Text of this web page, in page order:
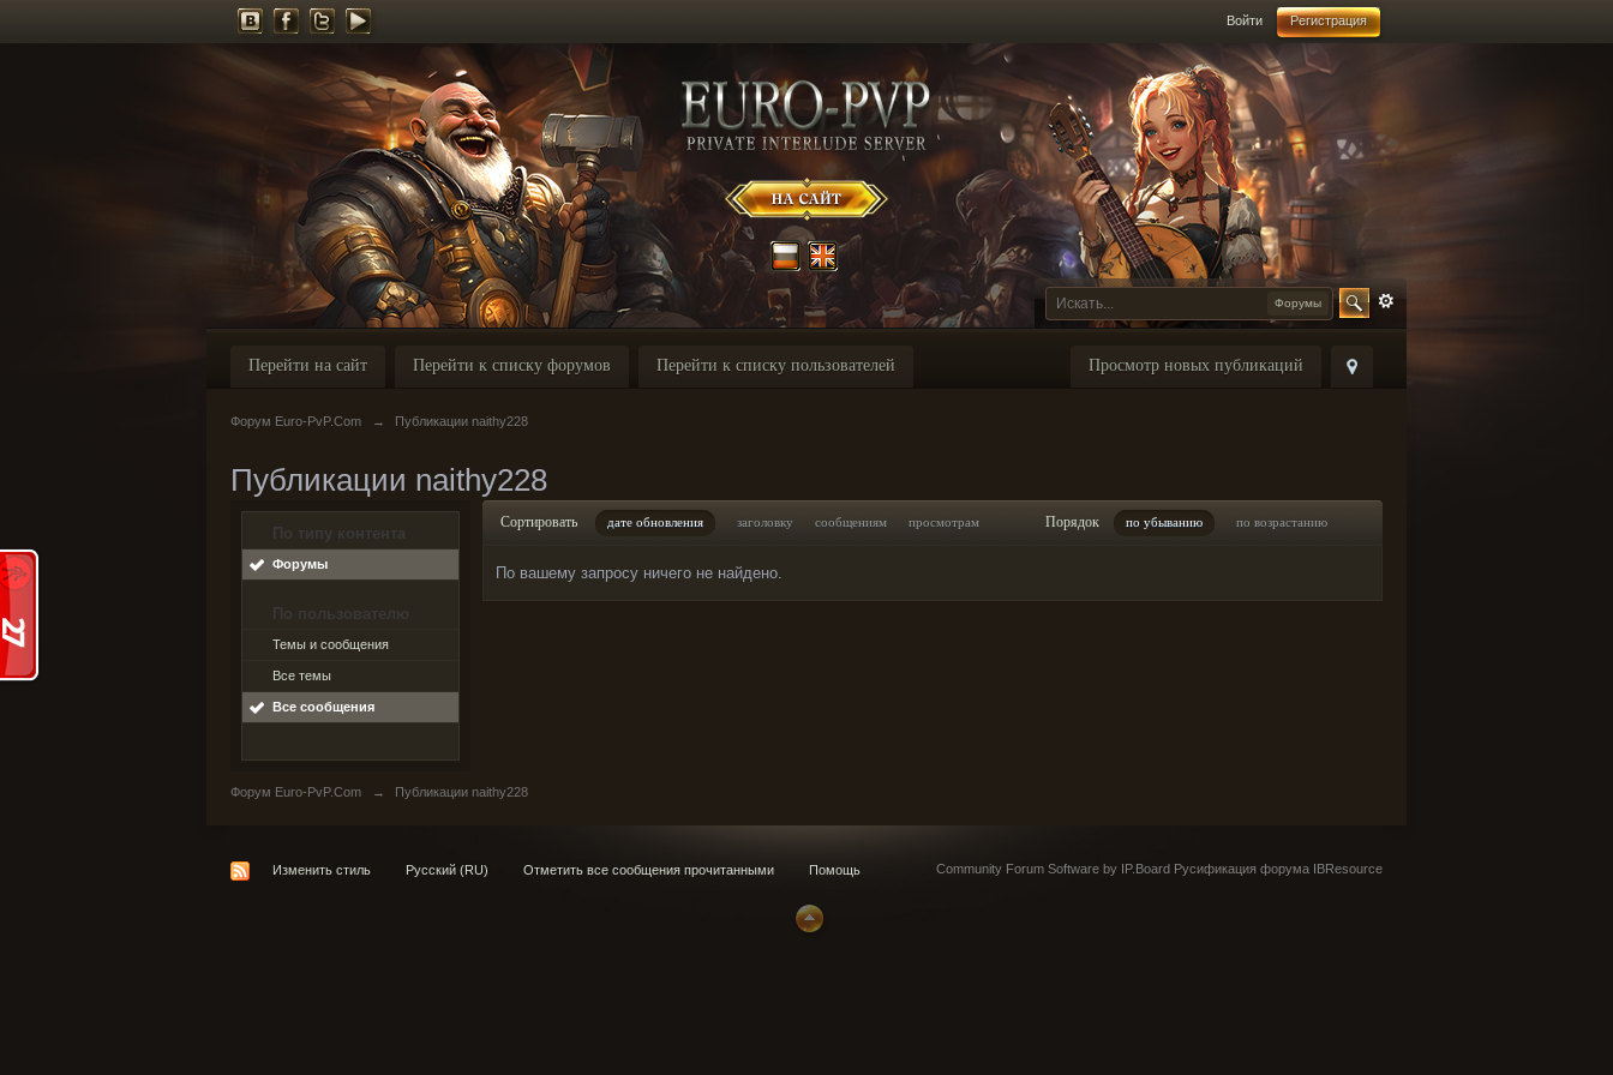
Войти Регистрация
Форумы
Просмотр новых публикаций
Перейти на сайт Перейти к списку форумов Перейти к списку пользователей
Форум Euro-PvP.Com → Публикации naithy228
Публикации naithy228
По типу контента
Форумы
По пользователю
Темы и сообщения
Все темы
Все сообщения
Сортировать дате обновления заголовку сообщениям просмотрам Порядок по убыванию по возрастанию
По вашему запросу ничего не найдено.
Форум Euro-PvP.Com → Публикации naithy228
Изменить стиль Русский (RU) Отметить все сообщения прочитанными Помощь Community Forum Software by IP.Board Русификация форума IBResource